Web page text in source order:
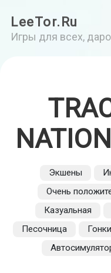
LeeTor.Ru
Игры для всех,
Экшены
Очень
Казуальная
Песочница
Гонки